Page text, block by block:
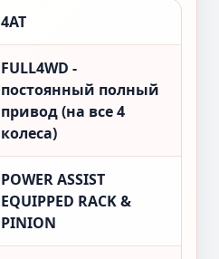
4AT
FULL4WD -
постоянный полный
привод (на все 4
колеса)
POWER ASSIST
EQUIPPED RACK &
PINION